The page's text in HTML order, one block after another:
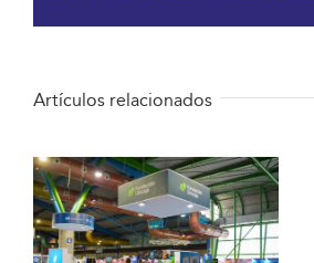
Artículos relacionados